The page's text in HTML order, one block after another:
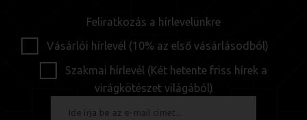
Feliratkozás a hírlevelünkre
Vásárlói hírlevél (10% az első vásárlásodból)
Szakmai hírlevél (Két hetente friss hírek a
virágkötészet világából)